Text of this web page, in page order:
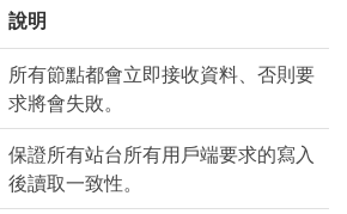
說明
所有節點都會立即接收資料、否則要
求將會失敗。
保證所有站台所有用戶端要求的寫入
後讀取一致性。